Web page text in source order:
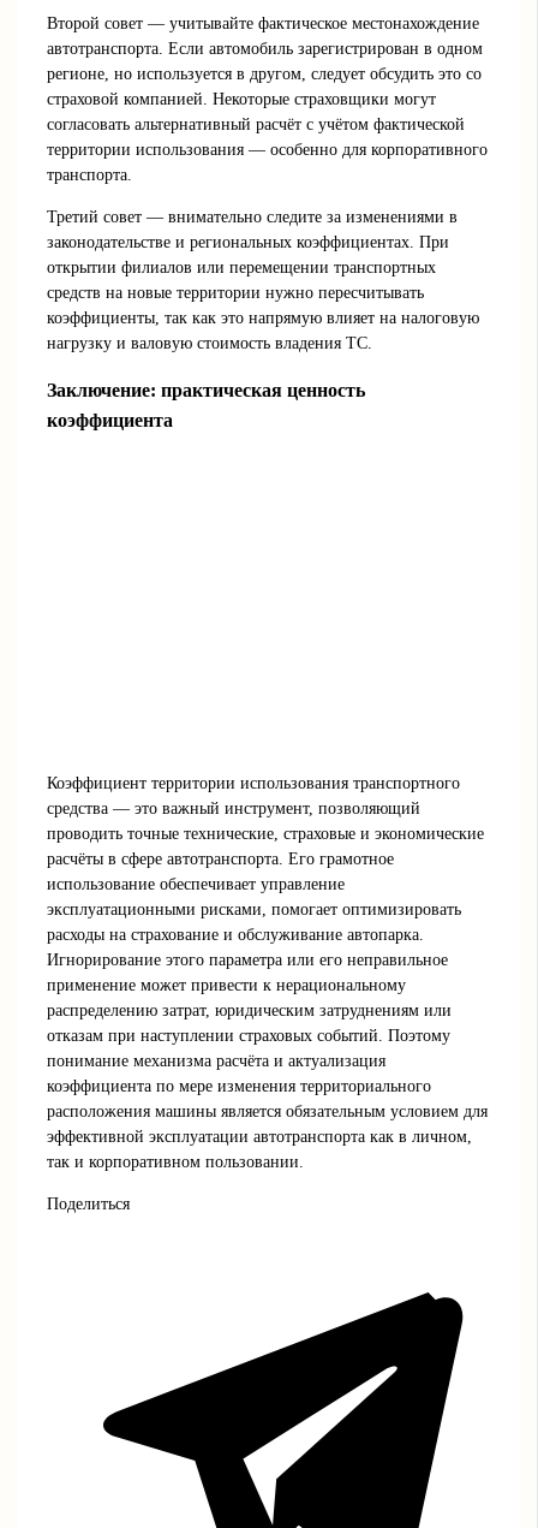
Второй совет — учитывайте фактическое местонахождение
автотранспорта. Если автомобиль зарегистрирован в одном
регионе, но используется в другом, следует обсудить это со
страховой компанией. Некоторые страховщики могут
согласовать альтернативный расчёт с учётом фактической
территории использования — особенно для корпоративного
транспорта.
Третий совет — внимательно следите за изменениями в
законодательстве и региональных коэффициентах. При
открытии филиалов или перемещении транспортных
средств на новые территории нужно пересчитывать
коэффициенты, так как это напрямую влияет на налоговую
нагрузку и валовую стоимость владения ТС.
Заключение: практическая ценность
коэффициента
Коэффициент территории использования транспортного
средства — это важный инструмент, позволяющий
проводить точные технические, страховые и экономические
расчёты в сфере автотранспорта. Его грамотное
использование обеспечивает управление
эксплуатационными рисками, помогает оптимизировать
расходы на страхование и обслуживание автопарка.
Игнорирование этого параметра или его неправильное
применение может привести к нерациональному
распределению затрат, юридическим затруднениям или
отказам при наступлении страховых событий. Поэтому
понимание механизма расчёта и актуализация
коэффициента по мере изменения территориального
расположения машины является обязательным условием для
эффективной эксплуатации автотранспорта как в личном,
так и корпоративном пользовании.
Поделиться